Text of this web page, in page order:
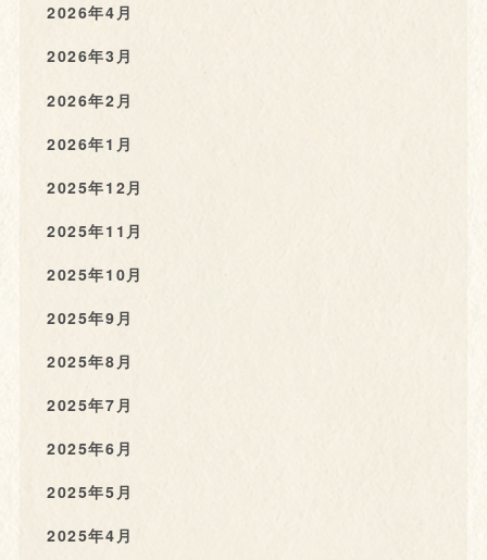
2026年4月
2026年3月
2026年2月
2026年1月
2025年12月
2025年11月
2025年10月
2025年9月
2025年8月
2025年7月
2025年6月
2025年5月
2025年4月